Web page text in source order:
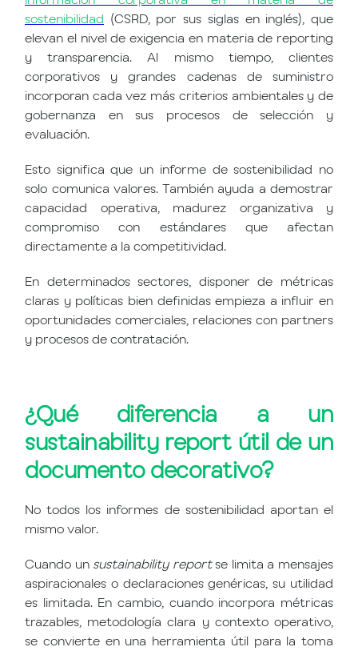
sostenibilidad (CSRD, por sus siglas en inglés), que
elevan el nivel de exigencia en materia de reporting
y transparencia. Al mismo tiempo, clientes
corporativos y grandes cadenas de suministro
incorporan cada vez más criterios ambientales y de
gobernanza en sus procesos de selección y
evaluación.
Esto significa que un informe de sostenibilidad no
solo comunica valores. También ayuda a demostrar
capacidad operativa, madurez organizativa y
compromiso con estándares que afectan
directamente a la competitividad.
En determinados sectores, disponer de métricas
claras y políticas bien definidas empieza a influir en
oportunidades comerciales, relaciones con partners
y procesos de contratación.
¿Qué diferencia a un
sustainability report útil de un
documento decorativo?
No todos los informes de sostenibilidad aportan el
mismo valor.
Cuando un sustainability reportse limita a mensajes
aspiracionales o declaraciones genéricas, su utilidad
es limitada. En cambio, cuando incorpora métricas
trazables, metodología clara y contexto operativo,
se convierte en una herramienta útil para la toma